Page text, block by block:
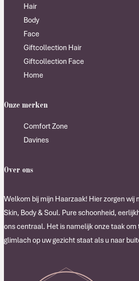
Hair
Body
Face
Giftcollection Hair
Giftcollection Face
Home
Onze merken
Comfort Zone
Davines
Over ons
Welkom bij mijn Haarzaak! Hier zorgen wij
Skin, Body & Soul. Pure schoonheid,
ons centraal. Het is namelijk onze taak om
glimlach op uw gezicht staat als u naar